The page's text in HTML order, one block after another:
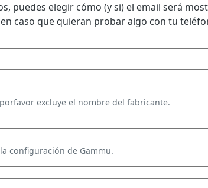
puedes elegir cómo (y si) el email será
caso que quieran probar algo con tu
excluye el nombre del fabricante.
configuración de Gammu.